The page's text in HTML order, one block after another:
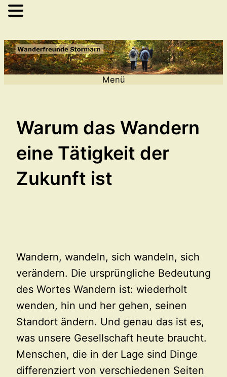
Inhalt
springen
Menü
Warum das Wandern
eine Tätigkeit der
Zukunft ist
Wandern, wandeln, sich wandeln, sich
verändern. Die ursprüngliche Bedeutung
des Wortes Wandern ist: wiederholt
wenden, hin und her gehen, seinen
Standort ändern. Und genau das ist es,
was unsere Gesellschaft heute braucht.
Menschen, die in der Lage sind Dinge
differenziert von verschiedenen Seiten